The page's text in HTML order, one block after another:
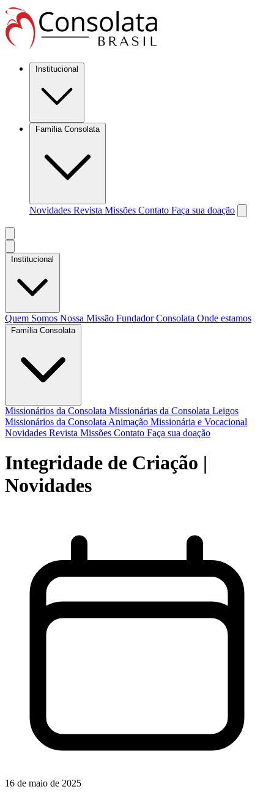
Institucional
Família Consolata
Novidades Revista Missões Contato Faça sua doação
Institucional
Quem Somos Nossa Missão FundadorConsolata Onde estamos
Família Consolata
Missionários da Consolata Missionárias da Consolata Leigos
Missionários da Consolata Animação Missionária e Vocacional
Novidades Revista Missões Contato Faça sua doação
Integridade de Criação |
Novidades
16 de maio de 2025